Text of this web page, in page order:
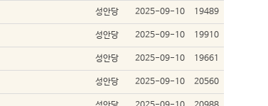
성안당 2025-09-10 19489
성안당 2025-09-10 19910
성안당 2025-09-10 19661
성안당 2025-09-10 20560